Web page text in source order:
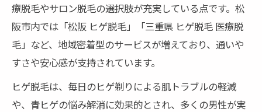
療脱毛やサロン脱毛の選択肢が充実している点です。松
阪市内では「松阪 ヒゲ脱毛」「三重県 ヒゲ脱毛 医療脱
毛」など、地域密着型のサービスが増えており、通いや
すさや安心感が支持されています。
ヒゲ脱毛は、毎日のヒゲ剃りによる肌トラブルの軽減
や、青ヒゲの悩み解消に効果的とされ、多くの男性が実